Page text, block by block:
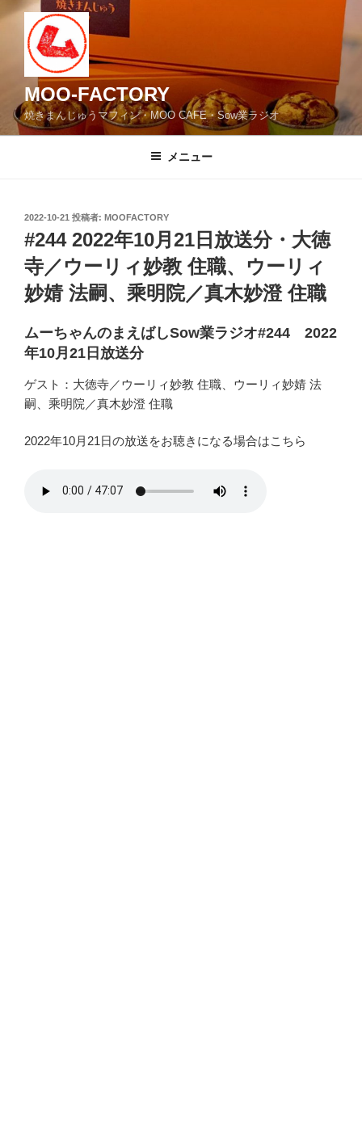
MOO-FACTORY
焼きまんじゅうマフィン・MOO CAFE・Sow業ラジオ
メニュー
投
稿
日:
2022-10-21 投稿者: MOOFACTORY
#244 2022年10月21日放送分・大徳
寺／ウーリィ妙教 住職、ウーリィ
妙婧 法嗣、乘明院／真木妙澄 住職
ムーちゃんのまえばしSow業ラジオ#244 2022
年10月21日放送分
ゲスト：大徳寺／ウーリィ妙教 住職、ウーリィ妙婧 法
嗣、乘明院／真木妙澄 住職
2022年10月21日の放送をお聴きになる場合はこちら